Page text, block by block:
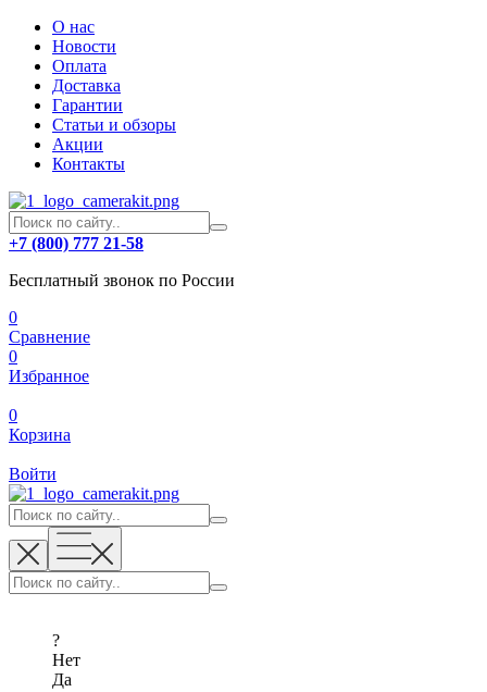
О нас
Новости
Оплата
Доставка
Гарантии
Статьи и обзоры
Акции
Контакты
+7 (800) 777 21-58
Бесплатный звонок по России
0
Сравнение
0
Избранное
0
Корзина
Войти
?
Нет
Да